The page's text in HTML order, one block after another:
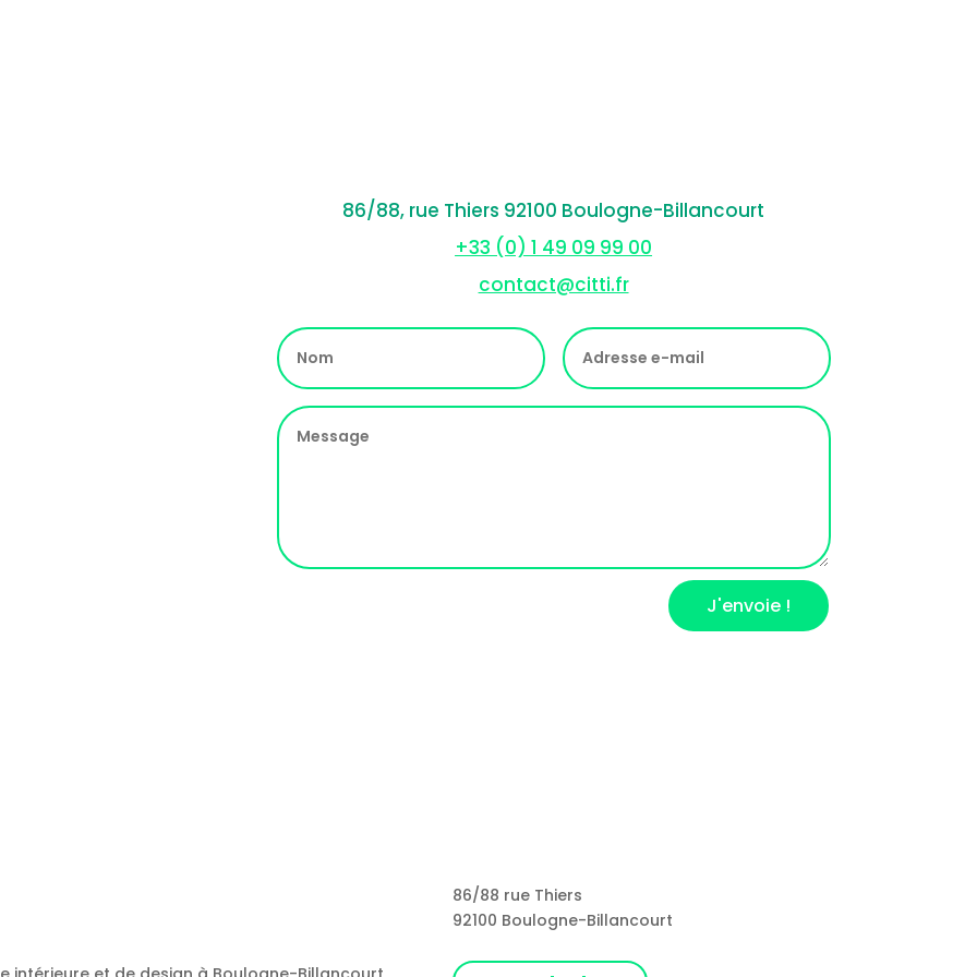
86/88, rue Thiers 92100 Boulogne-Billancourt
+33 (0) 1 49 09 99 00
contact@citti.fr
J'envoie !
86/88 rue Thiers
92100 Boulogne-Billancourt